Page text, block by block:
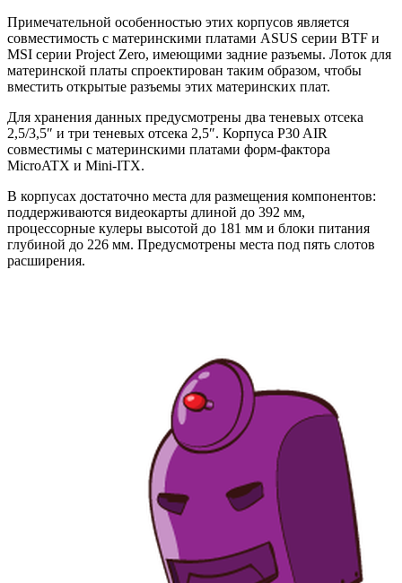
Примечательной особенностью этих корпусов является
совместимость с материнскими платами ASUS серии BTF и
MSI серии Project Zero, имеющими задние разъемы. Лоток для
материнской платы спроектирован таким образом, чтобы
вместить открытые разъемы этих материнских плат.
Для хранения данных предусмотрены два теневых отсека
2,5/3,5″ и три теневых отсека 2,5″. Корпуса P30 AIR
совместимы с материнскими платами форм-фактора
MicroATX и Mini-ITX.
В корпусах достаточно места для размещения компонентов:
поддерживаются видеокарты длиной до 392 мм,
процессорные кулеры высотой до 181 мм и блоки питания
глубиной до 226 мм. Предусмотрены места под пять слотов
расширения.